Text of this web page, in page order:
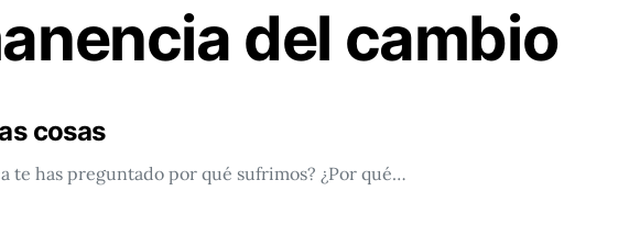
del cambio
cosas
te has preguntado por qué sufrimos? ¿Por qué…